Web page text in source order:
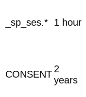
_sp_ses.* 1 hour
CONSENT 2
years